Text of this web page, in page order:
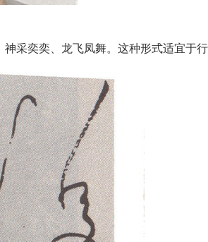
采奕奕、龙飞凤舞。这种形式适宜于